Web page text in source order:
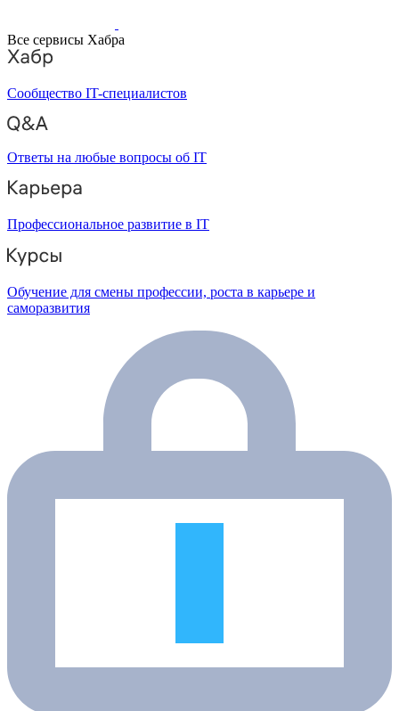
Все сервисы Хабра
Сообщество IT-специалистов
Ответы на любые вопросы об IT
Профессиональное развитие в IT
Обучение для смены профессии, роста в карьере и
саморазвития